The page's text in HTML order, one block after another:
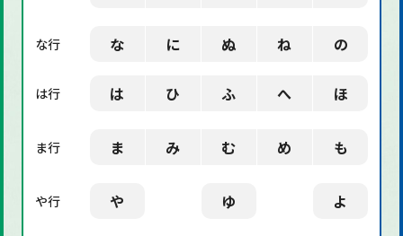
な行 な に ぬ ね の
は行 は ひ ふ へ ほ
ま行 ま み む め も
や行 や ゆ よ